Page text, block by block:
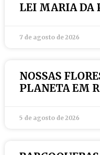
LEI MARIA DA
7 de agosto de 2026
NOSSAS
PLANETA EM
5 de agosto de 2026